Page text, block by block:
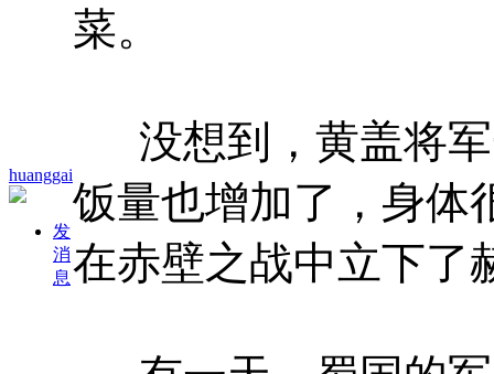
huanggai
发
消
息
菜。
没想到，黄盖将
饭量也增加了，身体
在赤壁之战中立下了